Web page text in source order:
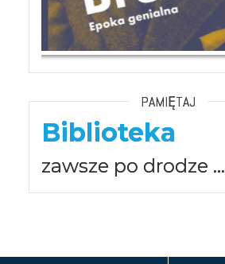
PAMIĘTAJ
Biblioteka
zawsze po drodze …